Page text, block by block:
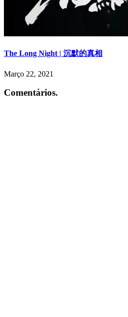
The Long Night | 沉默的真相
Março 22, 2021
Comentários.